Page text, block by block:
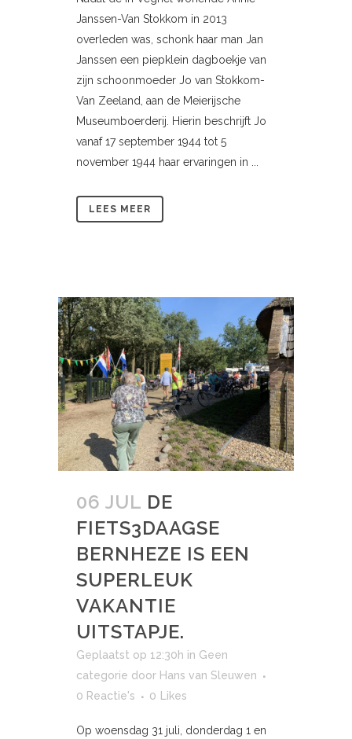
Janssen-Van Stokkom in 2013
overleden was, schonk haar man Jan
Janssen een piepklein dagboekje van
zijn schoonmoeder Jo van Stokkom-
Van Zeeland, aan de Meierijsche
Museumboerderij. Hierin beschrijft Jo
vanaf 17 september 1944 tot 5
november 1944 haar ervaringen in ...
LEES MEER
06 JUL DE
FIETS3DAAGSE
BERNHEZE IS EEN
SUPERLEUK
VAKANTIE
UITSTAPJE.
Geplaatst op 12:30h in Geen
categorie door Hans van Sleuwen
0 Reactie's
0 Likes
Op woensdag 31 juli, donderdag 1 en